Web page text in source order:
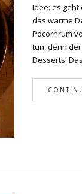
Idee: es geht
das warme
Pocornrum
tun, denn
Desserts!